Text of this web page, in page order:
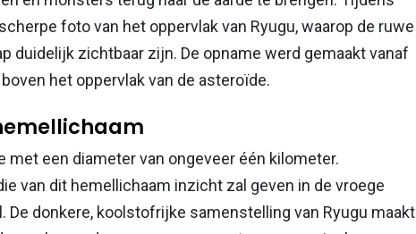
foto van het oppervlak van Ryugu, waarop de ruwe
duidelijk zichtbaar zijn. De opname werd gemaakt vanaf
het oppervlak van de asteroïde.
een diameter van ongeveer één kilometer.
van dit hemellichaam inzicht zal geven in de vroege
donkere, koolstofrijke samenstelling van Ryugu maakt